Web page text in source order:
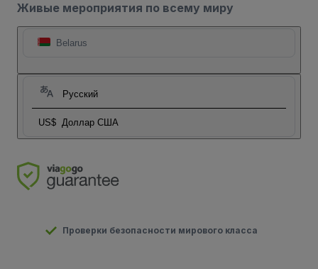
Живые мероприятия по всему миру
Belarus
Русский
US$ Доллар США
Проверки безопасности мирового класса